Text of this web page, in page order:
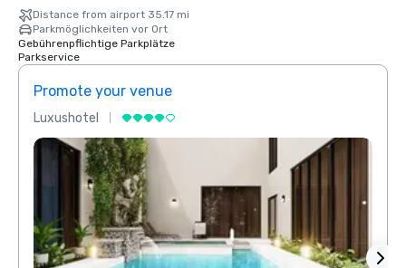
Distance from airport 35.17 mi
Parkmöglichkeiten vor Ort
Gebührenpflichtige Parkplätze
Parkservice
Promote your venue
Luxushotel